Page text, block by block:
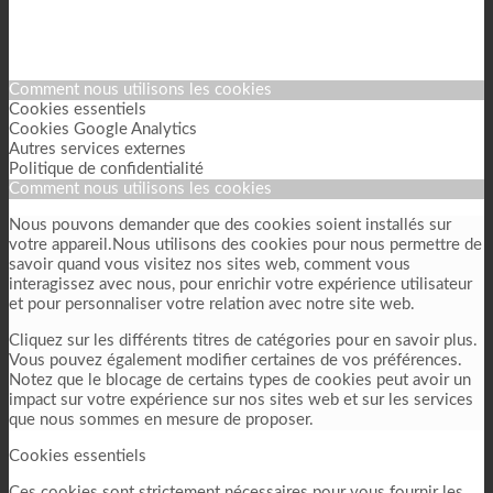
Comment nous utilisons les cookies
Cookies essentiels
Cookies Google Analytics
Autres services externes
Politique de confidentialité
Comment nous utilisons les cookies
Nous pouvons demander que des cookies soient installés sur
votre appareil.Nous utilisons des cookies pour nous permettre de
savoir quand vous visitez nos sites web, comment vous
interagissez avec nous, pour enrichir votre expérience utilisateur
et pour personnaliser votre relation avec notre site web.
Cliquez sur les différents titres de catégories pour en savoir plus.
Vous pouvez également modifier certaines de vos préférences.
Notez que le blocage de certains types de cookies peut avoir un
impact sur votre expérience sur nos sites web et sur les services
que nous sommes en mesure de proposer.
Cookies essentiels